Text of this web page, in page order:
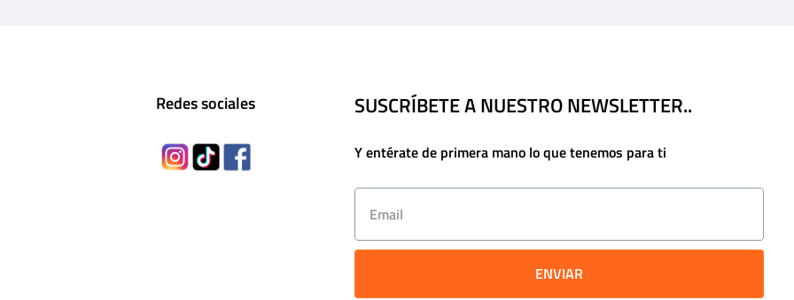
Redes sociales SUSCRÍBETE A NUESTRO NEWSLETTER..
Y entérate de primera mano lo que tenemos para ti
ENVIAR